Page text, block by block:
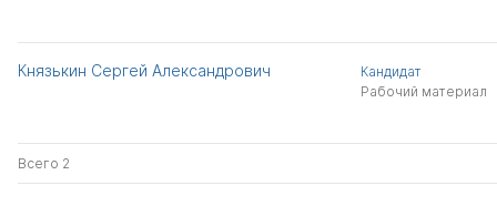
Князькин Сергей Александрович
Кандидат
Рабочий материал
Всего 2